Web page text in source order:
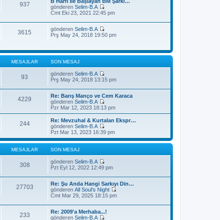
t
lg
r
n
l
m
e
s
a
ı
r
t
l
937
gönderen Selim-B.A
S
n
e
j
r
ü
n
t
l
Cmt Eki 23, 2021 22:45 pm
3615 gönderen Selim-B.A
S
m
e
a
ı
ö
r
ü
n
t
ü
e
Prş May 24, 2018 19:50 pm
MESAJLAR SON MESAJ
93 gönderen Selim-B.A
S
n
m
s
a
j
g
ö
r
n
ü
e
Prş May 24, 2018 13:15 pm
4229
Re: Barış Manço ve Cem Karaca
gönderen Selim-B.A
S
o
n
m
e
s
a
ö
r
ü
n
t
ü
e
Pzr Mar 12, 2023 18:13 pm
244
Re: Mevzuhal & Kurtalan Ekspr…
gönderen Selim-B.A
S
o
n
e
a
ı
g
ö
r
n
t
Pzt Mar 13, 2023 16:39 pm
MESAJLAR SON MESAJ
308 gönderen Selim-B.A
S
o
n
m
e
s
j
ı
Pzt Eyl 12, 2022 12:49 pm
27703
Re: Şu Anda Hangi Sarkıyı Din…
gönderen All Soul's Night
S
n
Cmt Mar 29, 2025 18:15 pm
233
Re: 2009'a Merhaba...!
gönderen Selim-B.A